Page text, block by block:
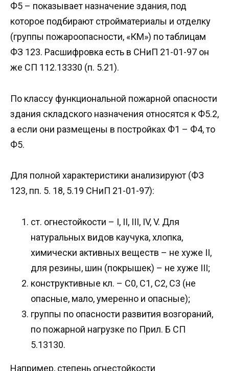
Ф5 – показывает назначение здания, под
которое подбирают стройматериалы и отделку
(группы пожароопасности, «КМ») по таблицам
ФЗ 123. Расшифровка есть в СНиП 21-01-97 он
же СП 112.13330 (п. 5.21).
По классу функциональной пожарной опасности
здания складского назначения относятся к Ф5.2,
а если они размещены в постройках Ф1 – Ф4, то
Ф5.
Для полной характеристики анализируют (ФЗ
123, пп. 5. 18, 5.19 СНиП 21-01-97):
ст. огнестойкости – I, II, III, IV, V. Для
натуральных видов каучука, хлопка,
химически активных веществ – не хуже II,
для резины, шин (покрышек) – не хуже III;
конструктивные кл. – С0, С1, С2, С3 (не
опасные, мало, умеренно и опасные);
группы по опасности развития возгораний,
по пожарной нагрузке по Прил. Б СП
5.13130.
Например, степень огнестойкости